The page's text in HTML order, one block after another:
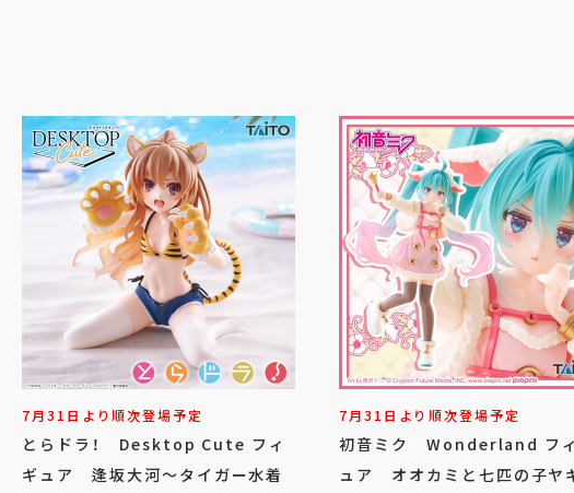
7月31日より順次登場予定
とらドラ！ Desktop Cute フィ
ギュア 逢坂大河～タイガー水着
7月31日より順次登場予定
初音ミク Wonderland フ
ュア オオカミと七匹の子ヤ